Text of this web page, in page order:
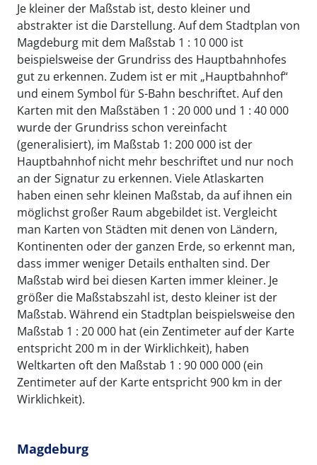
Je kleiner der Maßstab ist, desto kleiner und
abstrakter ist die Darstellung. Auf dem Stadtplan von
Magdeburg mit dem Maßstab 1 : 10 000 ist
beispielsweise der Grundriss des Hauptbahnhofes
gut zu erkennen. Zudem ist er mit „Hauptbahnhof“
und einem Symbol für S-Bahn beschriftet. Auf den
Karten mit den Maßstäben 1 : 20 000 und 1 : 40 000
wurde der Grundriss schon vereinfacht
(generalisiert), im Maßstab 1: 200 000 ist der
Hauptbahnhof nicht mehr beschriftet und nur noch
an der Signatur zu erkennen. Viele Atlaskarten
haben einen sehr kleinen Maßstab, da auf ihnen ein
möglichst großer Raum abgebildet ist. Vergleicht
man Karten von Städten mit denen von Ländern,
Kontinenten oder der ganzen Erde, so erkennt man,
dass immer weniger Details enthalten sind. Der
Maßstab wird bei diesen Karten immer kleiner. Je
größer die Maßstabszahl ist, desto kleiner ist der
Maßstab. Während ein Stadtplan beispielsweise den
Maßstab 1 : 20 000 hat (ein Zentimeter auf der Karte
entspricht 200 m in der Wirklichkeit), haben
Weltkarten oft den Maßstab 1 : 90 000 000 (ein
Zentimeter auf der Karte entspricht 900 km in der
Wirklichkeit).
Magdeburg